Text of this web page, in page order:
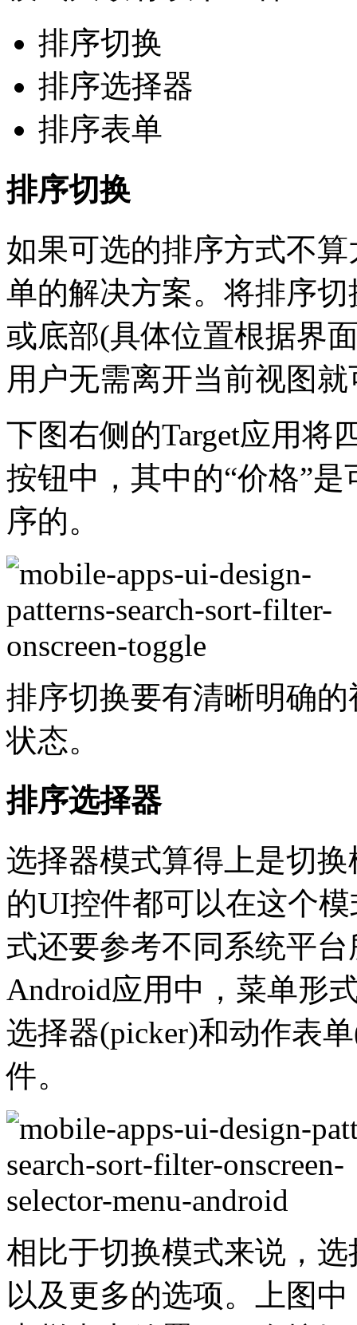
排序切换
排序选择器
排序表单
排序切换
如果可选的排序方式不
单的解决方案。将排序
或底部(具体位置根据界
用户无需离开当前视图
下图右侧的Target应用将
按钮中，其中的“价格”
序的。
排序切换要有清晰明确
状态。
排序选择器
选择器模式算得上是切
的UI控件都可以在这个
式还要参考不同系统平
Android应用中，菜单形
选择器(picker)和动作表
件。
相比于切换模式来说，
以及更多的选项。上图